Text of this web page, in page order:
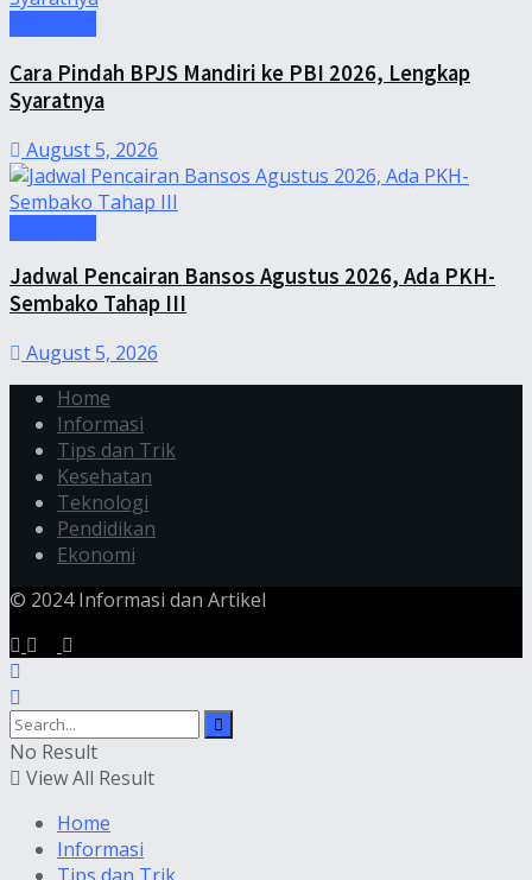
Cara Pindah BPJS Mandiri ke PBI 2026, Lengkap
Syaratnya
August 5, 2026
Jadwal Pencairan Bansos Agustus 2026, Ada PKH-
Sembako Tahap III
August 5, 2026
Home
Informasi
Tips dan Trik
Kesehatan
Teknologi
Pendidikan
Ekonomi
© 2024 Informasi dan Artikel
No Result
View All Result
Home
Informasi